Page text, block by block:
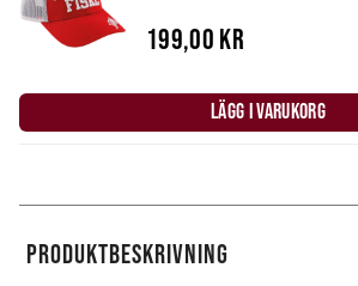
199,00 kr
LÄGG I VARUKORG
PRODUKTBESKRIVNING